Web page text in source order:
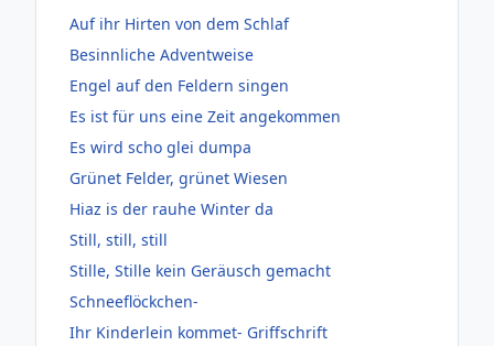
Auf ihr Hirten von dem Schlaf
Besinnliche Adventweise
Engel auf den Feldern singen
Es ist für uns eine Zeit angekommen
Es wird scho glei dumpa
Grünet Felder, grünet Wiesen
Hiaz is der rauhe Winter da
Still, still, still
Stille, Stille kein Geräusch gemacht
Schneeflöckchen-
Ihr Kinderlein kommet- Griffschrift